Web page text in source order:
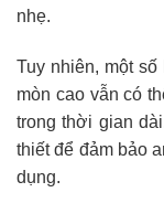
nhẹ.
Tuy nhiên, một
mòn cao vẫn có
trong thời gian
thiết để đảm bảo
dụng.